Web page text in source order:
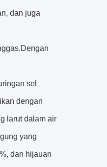
dan juga
sel
dengan
larut dalam air
yang
dan hijauan